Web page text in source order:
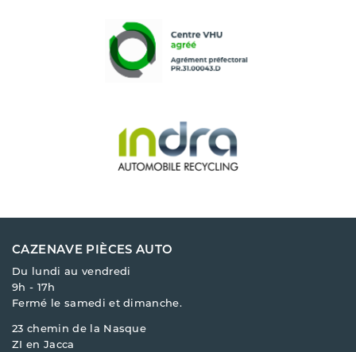
CAZENAVE PIÈCES AUTO
Du lundi au vendredi
9h - 17h
Fermé le samedi et dimanche.
23 chemin de la Nasque
ZI en Jacca